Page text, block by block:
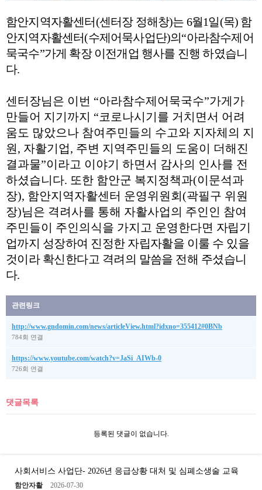
함안지역자활센터(센터장 정해창)는 6월1일(목) 함
안지역자활센터(수제어묵사업단)의 “아라참수제어
묵국수”가게 확장 이전개업 행사를 진행 하였습니
다.
센터장님은 이번 “아라참수제어묵국수”가게가
만들어 지기까지 “코로나시기를 거치면서 어려
움도 많았으나 참여주민들의 수고와 지자체의 지
원 , 자활기업, 주변 지역주민들의 도움이 더해진
결과물”이라고 이야기 하면서 감사의 인사를 전
하셨습니다. 또한 함안군 복지정책과(이문석과
장), 함안지역자활센터 운영위원회 (곽필구 위원
장)님은 격려사를 통해 자활사업의 주인인 참여
주민들이 주인의식을 가지고 운영한다면 자립기
업까지 성장하여 진정한 자립자활을 이룰 수 있을
것이라 확신한다고 격려의 말씀을 전해 주셨습니
다.
관련링크
http://www.gndomin.com/news/articleView.html?idxno=355412#0BNb
784회 연결
https://www.youtube.com/watch?v=JaSi_AIWb-0
726회 연결
댓글목록
등록된 댓글이 없습니다.
사회서비스 사업단- 2026년 응급상황 대처 및 심폐소생술 교육
함안자활 2026-07-30